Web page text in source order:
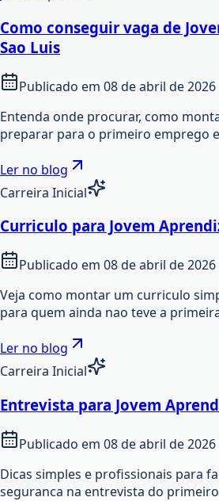
Como conseguir vaga de
Sao Luis
Publicado em 08 de abril de 2026
Entenda onde procurar, como
preparar para o primeiro emprego
Ler no blog
Carreira Inicial
Curriculo para Jovem
Publicado em 08 de abril de 2026
Veja como montar um curriculo
para quem ainda nao teve a
Ler no blog
Carreira Inicial
Entrevista para Jovem
Publicado em 08 de abril de 2026
Dicas simples e profissionais para
seguranca na entrevista do